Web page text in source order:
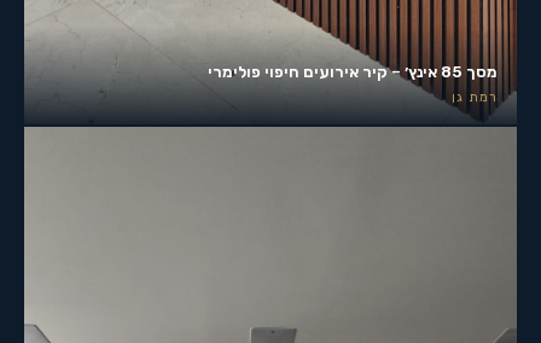
מסך 85 אינץ׳ – קיר אירועים חיפוי פולימרי
רמת גן